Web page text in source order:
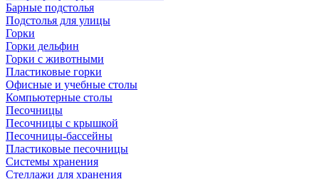
Барные подстолья
Подстолья для улицы
Горки
Горки дельфин
Горки с животными
Пластиковые горки
Офисные и учебные столы
Компьютерные столы
Песочницы
Песочницы с крышкой
Песочницы-бассейны
Пластиковые песочницы
Системы хранения
Стеллажи для хранения